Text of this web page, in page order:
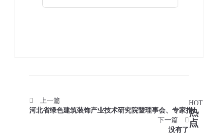
上一篇
河北省绿色建筑装饰产业技术研究院暨理事会、专家指导
下一篇
没有了
HOT
热
点